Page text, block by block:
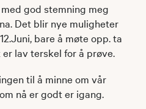
god stemning meg
Det blir nye muligheter
bare å møte opp. ta
lav terskel for å prøve.
til å minne om vår
nå er godt er igang.